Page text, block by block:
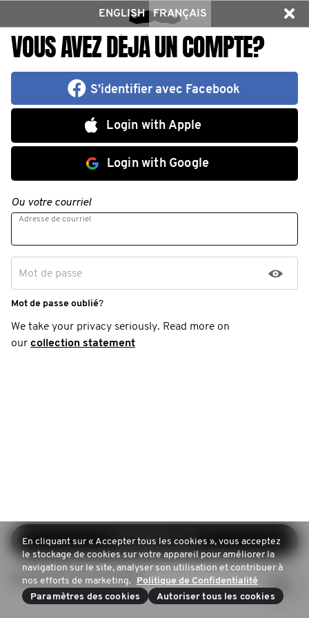
ENGLISH FRANÇAIS
VOUS AVEZ DÉJÀ UN COMPTE?
S’identifier avec Facebook
Login with Apple
Login with Google
Ou votre courriel
Adresse de courriel
Mot de passe
Mot de passe oublié?
We take your privacy seriously. Read more on
our collection statement
Connectez-vous
S'inscrire (pas de compte)
En cliquant sur « Accepter tous les cookies », vous acceptez
le stockage de cookies sur votre appareil pour améliorer la
navigation sur le site, analyser son utilisation et contribuer à
nos efforts de marketing. Politique de Confidentialité
Paramètres des cookies
Autoriser tous les cookies